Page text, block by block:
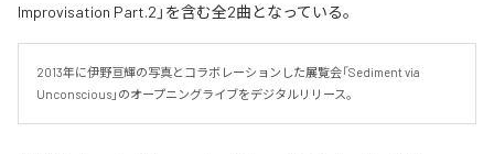
Improvisation Part.2」を含む全2曲となっている。
2013年に伊野亘輝の写真とコラボレーションした展覧会「Sediment via
Unconscious」のオープニングライブをデジタルリリース。